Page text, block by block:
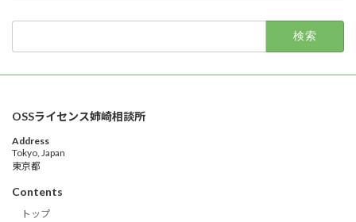
OSSライセンス姉崎相談所
Address
Tokyo, Japan
東京都
Contents
トップ